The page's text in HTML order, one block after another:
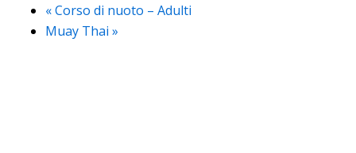
«Corso di nuoto – Adulti
Muay Thai »